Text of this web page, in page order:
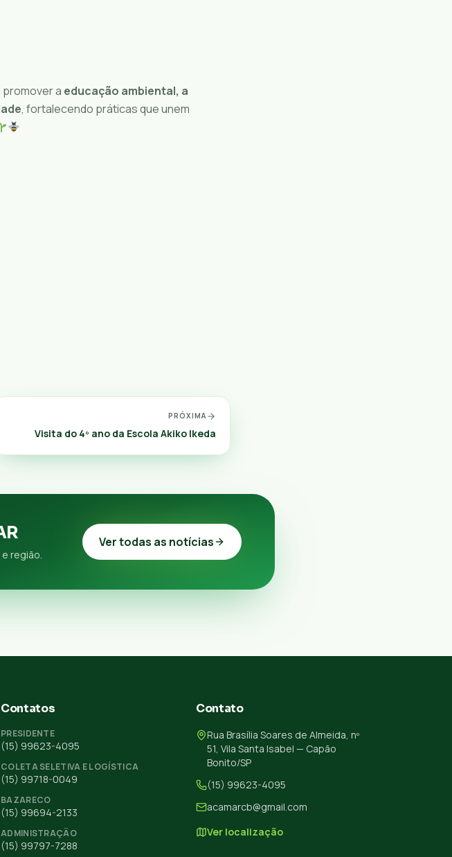
a educação ambiental, a
, fortalecendo práticas que unem
PRÓXIMA
Visita do 4º ano da Escola Akiko Ikeda
região.
Ver todas as notícias
Contatos
PRESIDENTE
(15) 99623-4095
COLETA SELETIVA E LOGÍSTICA
(15) 99718-0049
BAZARECO
(15) 99694-2133
ADMINISTRAÇÃO
(15) 99797-7288
Contato
Rua Brasília Soares de Almeida, nº
51, Vila Santa Isabel — Capão
Bonito/SP
(15) 99623-4095
acamarcb@gmail.com
Ver localização